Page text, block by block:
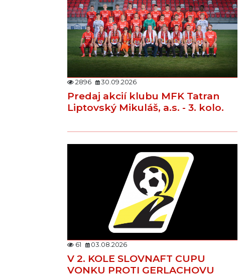
2896 30.09.2026
Predaj akcií klubu MFK Tatran
Liptovský Mikuláš, a.s. - 3. kolo.
61 03.08.2026
V 2. KOLE SLOVNAFT CUPU
VONKU PROTI GERLACHOVU